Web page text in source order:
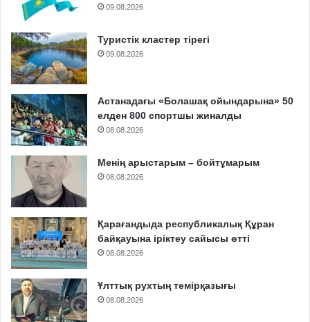
09.08.2026
Туристік кластер тірегі
09.08.2026
Астанадағы «Болашақ ойындарына» 50
елден 800 спортшы жиналды
08.08.2026
Менің арыстарым – бойтұмарым
08.08.2026
Қарағандыда республикалық Құран
байқауына іріктеу сайысы өтті
08.08.2026
Ұлттық рухтың темірқазығы
08.08.2026